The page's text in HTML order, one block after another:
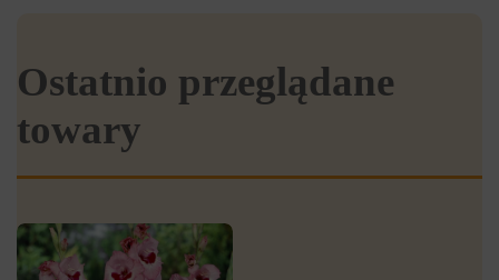
Ostatnio przeglądane
towary